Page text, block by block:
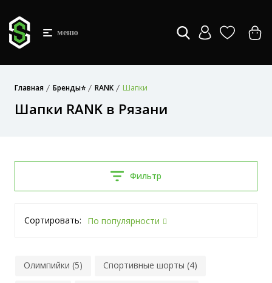
меню
Главная Бренды⭐ RANK Шапки
Шапки RANK в Рязани
Фильтр
Сортировать: По популярности
Олимпийки (5) Спортивные шорты (4)